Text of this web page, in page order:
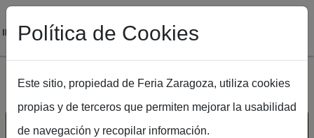
Pasar al contenido principal
Política de Cookies
Este sitio, propiedad de Feria Zaragoza, utiliza cookies
propias y de terceros que permiten mejorar la usabilidad
de navegación y recopilar información.